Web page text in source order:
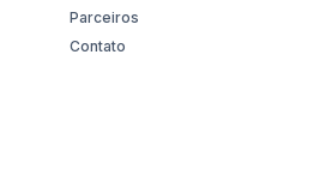
Parceiros
Contato